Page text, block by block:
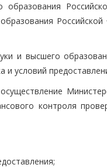
образования
и высшего
условий
контроля